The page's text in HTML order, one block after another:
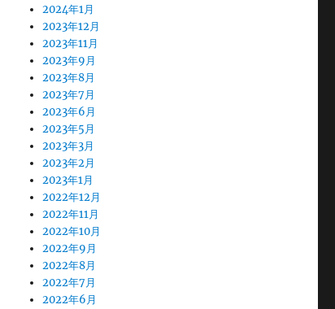
2024年1月
2023年12月
2023年11月
2023年9月
2023年8月
2023年7月
2023年6月
2023年5月
2023年3月
2023年2月
2023年1月
2022年12月
2022年11月
2022年10月
2022年9月
2022年8月
2022年7月
2022年6月